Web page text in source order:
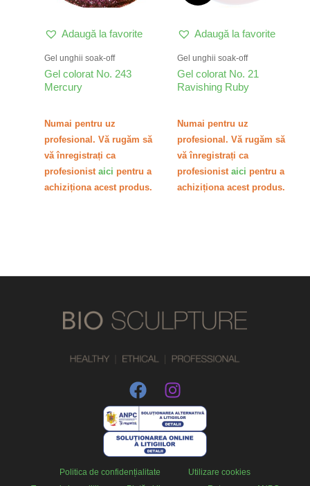
Adaugă la favorite
Gel unghii soak-off
Gel colorat No. 243
Mercury
Numai pentru uz
profesional. Vă rugăm să
vă înregistrați ca
profesionist aici pentru a
achiziționa acest produs.
Adaugă la favorite
Gel unghii soak-off
Gel colorat No. 21
Ravishing Ruby
Numai pentru uz
profesional. Vă rugăm să
vă înregistrați ca
profesionist aici pentru a
achiziționa acest produs.
Politica de confidențialitate
Utilizare cookies